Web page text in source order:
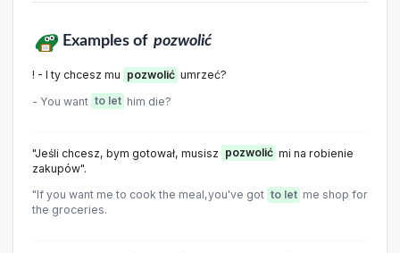
Examples of pozwolić
! - I ty chcesz mu pozwolić umrzeć?
- You want to let him die?
"Jeśli chcesz, bym gotował, musisz pozwolić mi na robienie
zakupów".
"If you want me to cook the meal,you've got to let me shop for
the groceries.